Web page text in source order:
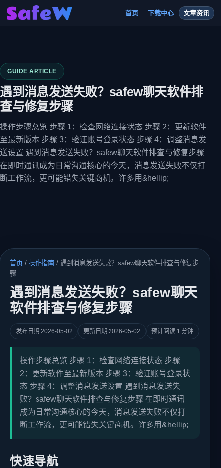
首页 下载中心 文章资讯
GUIDE ARTICLE
遇到消息发送失败？safew聊天软件排
查与修复步骤
操作步骤总览 步骤 1：检查网络连接状态 步骤 2：更新软件
至最新版本 步骤 3：验证账号登录状态 步骤 4：调整消息发
送设置 遇到消息发送失败？safew聊天软件排查与修复步骤
在即时通讯成为日常沟通核心的今天，消息发送失败不仅打
断工作流，更可能错失关键商机。许多用&hellip;
首页 /操作指南 /遇到消息发送失败？safew聊天软件排查与修复步
骤
遇到消息发送失败？safew聊天
软件排查与修复步骤
发布日期 2026-05-02 更新日期 2026-05-02 预计阅读 1 分钟
操作步骤总览 步骤 1：检查网络连接状态 步骤
2：更新软件至最新版本 步骤 3：验证账号登录状
态 步骤 4：调整消息发送设置 遇到消息发送失
败？safew聊天软件排查与修复步骤 在即时通讯
成为日常沟通核心的今天，消息发送失败不仅打
断工作流，更可能错失关键商机。许多用&hellip;
快速导航